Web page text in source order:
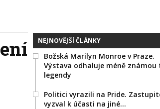
NEJNOVĚJŠÍ ČLÁNKY
Božská Marilyn Monroe v Praze.
Výstava odhaluje méně známou
legendy
Politici vyrazili na Pride.
vyzval k účasti na jiné…